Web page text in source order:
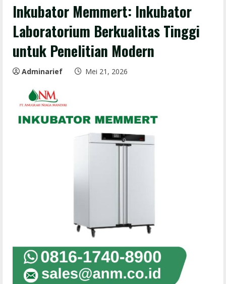
Inkubator Memmert: Inkubator
Laboratorium Berkualitas Tinggi
untuk Penelitian Modern
Adminarief Mei 21, 2026